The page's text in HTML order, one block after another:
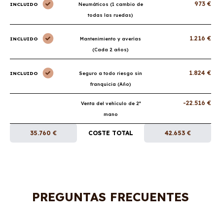
INCLUIDO
Neumáticos (1 cambio de
todas las ruedas)
973 €
INCLUIDO
Mantenimiento y averías
(Cada 2 años)
1.216 €
INCLUIDO
Seguro a todo riesgo sin
franquicia (Año)
1.824 €
Venta del vehículo de 2ª
mano
-22.516 €
35.760 € COSTE TOTAL 42.653 €
PREGUNTAS FRECUENTES